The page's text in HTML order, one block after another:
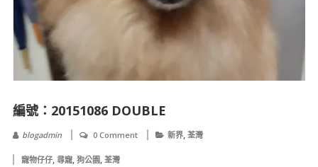
編號：20151086 DOUBLE
blogadmin 0 Comment 新界, 荃灣
寵物仔仔, 尋寵, 狗公園, 荃灣